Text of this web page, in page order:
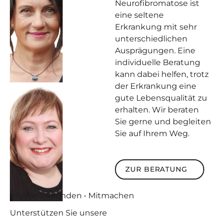
Neurofibromatose ist
eine seltene
Erkrankung mit sehr
unterschiedlichen
Ausprägungen. Eine
individuelle Beratung
kann dabei helfen, trotz
der Erkrankung eine
gute Lebensqualität zu
erhalten. Wir beraten
Sie gerne und begleiten
Sie auf Ihrem Weg.
Zur Beratung
ZUR BERATUNG
Helfen • Spenden • Mitmachen
Unterstützen Sie unsere